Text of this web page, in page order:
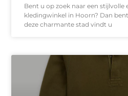
Bent u op zoek naar een stijlvolle
kledingwinkel in Hoorn? Dan
deze charmante stad vindt u